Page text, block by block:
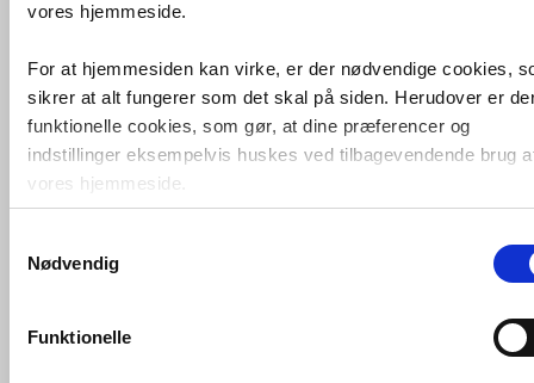
vores hjemmeside.
For at hjemmesiden kan virke, er der nødvendige cookies,
sikrer at alt fungerer som det skal på siden. Herudover er
funktionelle cookies, som gør, at dine præferencer og
indstillinger eksempelvis huskes ved tilbagevendende brug
vores hjemmeside.
Foruden nødvendige og funktionelle cookies er der
cookies. Disse bruger vi bl.a. til at måle trafik, omsætning,
marketingcookies, som vi bruger til at målrette vores
markedsføring med henblik på annonceindhold, som giver
Nødvendig
Funktionelle
Villeroy & Boch Avento Rimless
væghængt toilet inkl. sæde -Hvid
VVS nr. 612941200
Levering 5-10 dage